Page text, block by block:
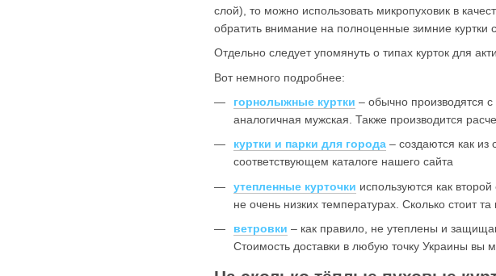
слой), то можно использовать микропуховик в
обратить внимание на полноценные зимние куртки
Отдельно следует упомянуть о типах курток для
Вот немного подробнее:
горнолыжные куртки – обычно производятся
аналогичная мужская. Также производится
куртки и парки для города – создаются как из
соответствующем каталоге нашего сайта
утепленные курточки используются как
не очень низких температурах. Сколько стоит
ветровки – как правило, не утеплены и
Стоимость доставки в любую точку Украины вы